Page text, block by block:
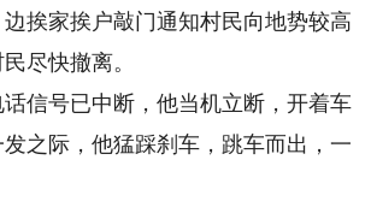
挨家挨户敲门通知村民向地势较高
尽快撤离。
信号已中断，他当机立断，开着车
之际，他猛踩刹车，跳车而出，一